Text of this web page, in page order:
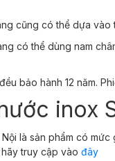
cũng có thể dựa vào
có thể dùng nam
bảo hành 12 năm.
inox
là sản phẩm có
truy cập vào đây